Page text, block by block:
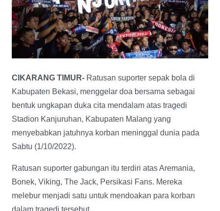
CIKARANG TIMUR- Ratusan suporter sepak bola di
Kabupaten Bekasi, menggelar doa bersama sebagai
bentuk ungkapan duka cita mendalam atas tragedi
Stadion Kanjuruhan, Kabupaten Malang yang
menyebabkan jatuhnya korban meninggal dunia pada
Sabtu (1/10/2022).
Ratusan suporter gabungan itu terdiri atas Aremania,
Bonek, Viking, The Jack, Persikasi Fans. Mereka
melebur menjadi satu untuk mendoakan para korban